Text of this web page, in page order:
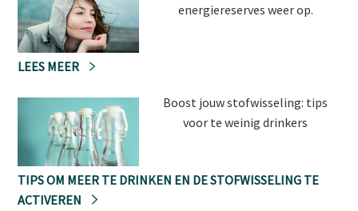
energiereserves weer op.
LEES MEER
Boost jouw stofwisseling: tips
voor te weinig drinkers
TIPS OM MEER TE DRINKEN EN DE STOFWISSELING TE
ACTIVEREN